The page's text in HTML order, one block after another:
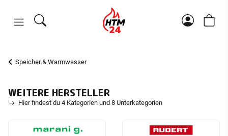
Speicher & Warmwasser
WEITERE HERSTELLER
Hier findest du 4 Kategorien und 8 Unterkategorien